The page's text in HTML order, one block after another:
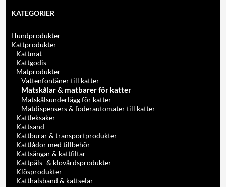
KATEGORIER
Hundprodukter
Kattprodukter
Kattmat
Kattgodis
Matprodukter
Vattenfontäner till katter
Matskålar & matbarer för katter
Matskålsunderlägg för katter
Matdispensers & foderautomater till katter
Kattleksaker
Kattsand
Kattburar & transportprodukter
Kattlådor med tillbehör
Kattsängar & kattfiltar
Kattpäls- & klovårdsprodukter
Klösprodukter
Katthalsband & kattselar